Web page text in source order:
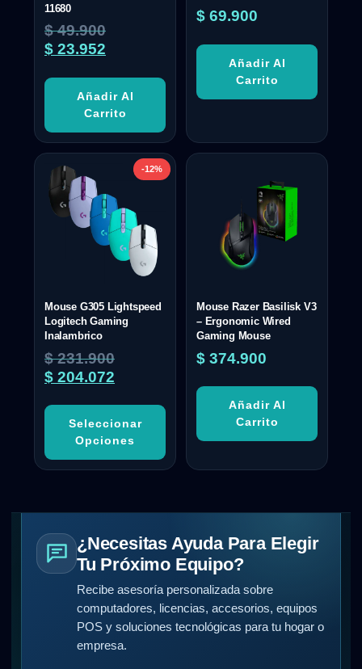
11680
$49.900
$ 23.952
Añadir Al
Carrito
$ 69.900
Añadir Al
Carrito
-12%
Mouse G305 Lightspeed
Logitech Gaming
Inalambrico
$231.900
$ 204.072
Seleccionar
Opciones
Mouse Razer Basilisk V3
– Ergonomic Wired
Gaming Mouse
$ 374.900
Añadir Al
Carrito
¿Necesitas Ayuda Para Elegir
Tu Próximo Equipo?
Recibe asesoría personalizada sobre
computadores, licencias, accesorios, equipos
POS y soluciones tecnológicas para tu hogar o
empresa.